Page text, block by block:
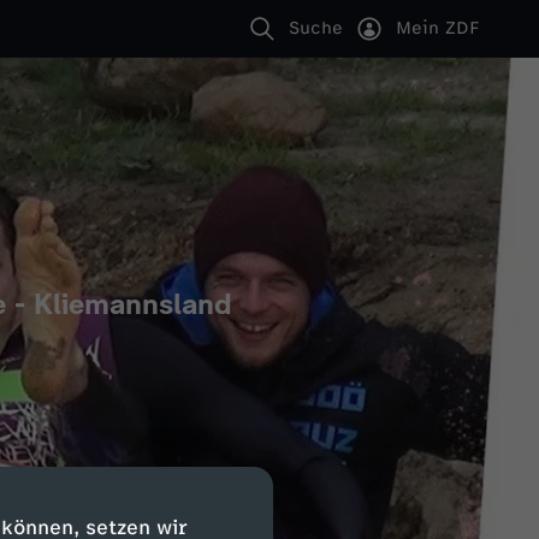
setzen wir
Suche Mein ZDF
- Kliemannsland